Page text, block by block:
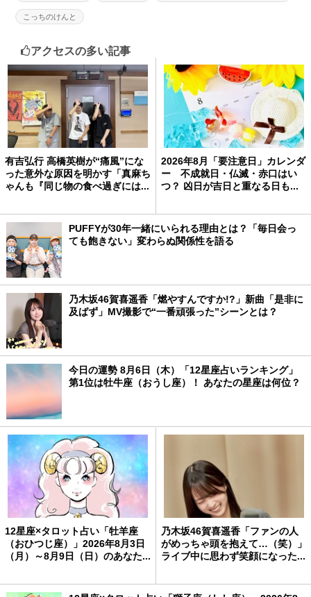
こっちのけんと
アクセスの多い記事
有吉弘行 高橋英樹が“痛風”にな
った意外な原因を明かす「真麻ち
ゃんも『同じ物の食べ過ぎには...
2026年8月「要注意日」カレンダ
ー 不成就日・仏滅・赤口はい
つ？ 凶日が吉日と重なる日も...
PUFFYが30年一緒にいられる理由とは？「毎日会っ
ても飽きない」変わらぬ関係性を語る
乃木坂46賀喜遥香「燃やすんですか!?」新曲「是非に
及ばず」MV撮影で“一番頑張った”シーンとは？
今日の運勢 8月6日（木）「12星座占いランキング」
第1位は牡牛座（おうし座）！ あなたの星座は何位？
12星座×タロット占い「牡羊座
（おひつじ座）」2026年8月3日
（月）～8月9日（日）のあなた...
乃木坂46賀喜遥香「ファンの人
がめっちゃ頭を抱えて…（笑）」
ライブ中に思わず笑顔になった...